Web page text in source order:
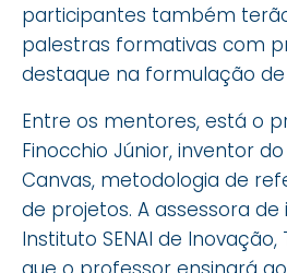
participantes também
palestras formativas com
destaque na formulação de
Entre os mentores, está o
Finocchio Júnior, inventor
Canvas, metodologia de
de projetos. A assessora
Instituto SENAI de